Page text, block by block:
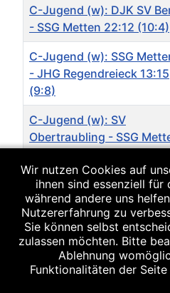
C-Jugend (w): DJK SV
- SSG Metten 22:12 (10:4)
C-Jugend (w): SSG
- JHG Regendreieck 13:15
(9:8)
C-Jugend (w): SV
Obertraubling - SSG
C-Jugend (w): HSG
Berching/Pollanten - SSG
Metten 12:21 (2:9)
C-Jugend (w): SSG
- SG Schierling/Lanquaid
Wir nutzen Cookies auf
ihnen sind essenziell für
während andere uns
Nutzererfahrung zu
Sie können selbst
zulassen möchten. Bitte
Ablehnung
Funktionalitäten der